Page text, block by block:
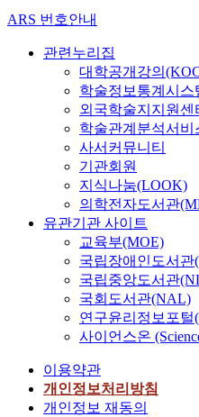
ARS 번호안내
관련누리집
대학공개강의
학술정보통계시스
외국학술지지원센
학술관계분석서비
사서커뮤니티
기관회원
지식나눔(LOOK)
의학전자도서관
유관기관 사이트
교육부(MOE)
국립장애인도서관
국립중앙도서관
국회도서관(NAL)
연구윤리정보포털
사이언스온
이용약관
개인정보처리방침
개인정보 재동의